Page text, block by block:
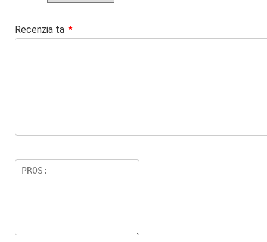
Recenzia ta *